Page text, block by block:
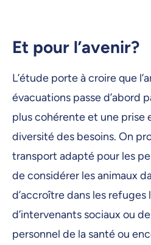
Et pour l’avenir?
L’étude porte à croire que
évacuations passe d’abord
plus cohérente et une prise
diversité des besoins. On
transport adapté pour les
de considérer les animaux
d’accroître dans les refuges
d’intervenants sociaux ou
personnel de la santé ou